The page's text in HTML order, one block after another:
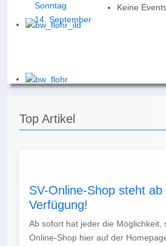
Sonntag
14. September
Keine
Top Artikel
SV-Online-Shop steht
Verfügung!
Ab sofort hat jeder die Möglichkeit,
Online-Shop hier auf der